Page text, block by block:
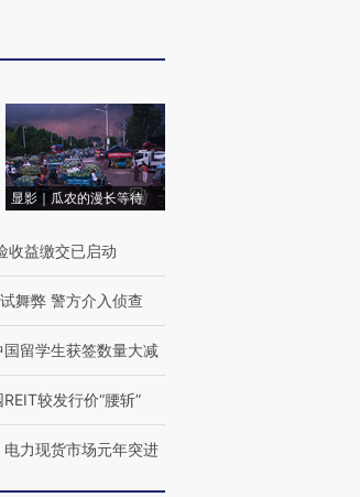
显影｜瓜农的漫长等待
收益缴交已启动
舞弊 警方介入侦查
留学生获签数量大减
较发行价“腰斩”
电力现货市场元年突进